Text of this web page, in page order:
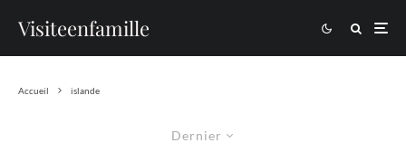
Visiteenfamille
Accueil islande
Dernier